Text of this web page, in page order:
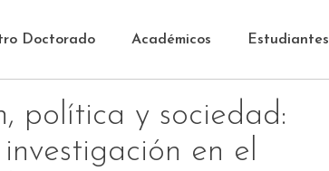
Doctorado Académicos Estudiantes
política y sociedad:
en el